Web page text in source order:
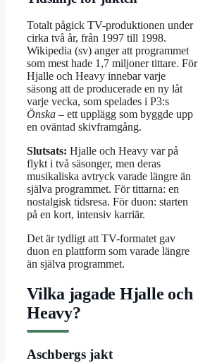
Totalt pågick TV-produktionen under
cirka två år, från 1997 till 1998.
Wikipedia (sv) anger att programmet
som mest hade 1,7 miljoner tittare. För
Hjalle och Heavy innebar varje
säsong att de producerade en ny låt
varje vecka, som spelades i P3:s
Önska – ett upplägg som byggde upp
en oväntad skivframgång.
Slutsats: Hjalle och Heavy var på
flykt i två säsonger, men deras
musikaliska avtryck varade längre än
själva programmet. För tittarna: en
nostalgisk tidsresa. För duon: starten
på en kort, intensiv karriär.
Det är tydligt att TV-formatet gav
duon en plattform som varade längre
än själva programmet.
Vilka jagade Hjalle och
Heavy?
Aschbergs jakt